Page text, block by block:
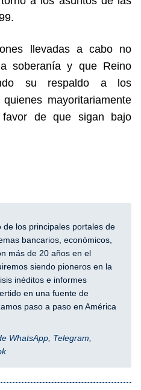
llevadas a cabo no
soberanía y que Reino
su respaldo a los
mayoritariamente
de que sigan bajo
de los principales portales de
bancarios, económicos,
más de 20 años en el
siendo pioneros en la
inéditos e informes
en una fuente de
paso a paso en América
WhatsApp, Telegram,